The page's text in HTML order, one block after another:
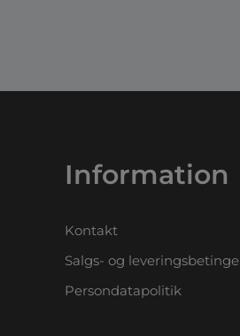
Information
Kontakt
Salgs- og
Persondatapolitik